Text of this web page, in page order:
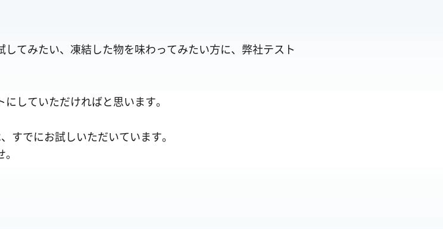
てみたい、凍結した物を味わってみたい方に、弊社テスト
していただければと思います。
すでにお試しいただいています。